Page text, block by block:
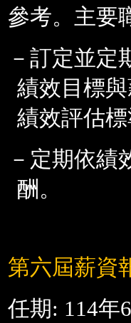
參考。主要
－訂定並定
績效目標
績效評估標
－定期依績
酬。
第六屆薪資
任期: 114年6